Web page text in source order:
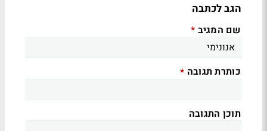
הגב לכתבה
שם המגיב *
כותרת תגובה *
תוכן התגובה